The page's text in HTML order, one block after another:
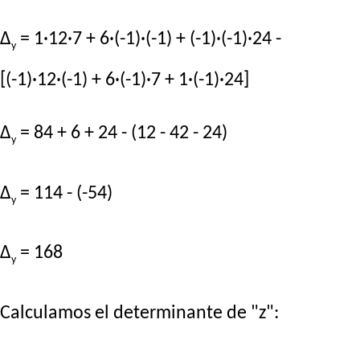
Δy = 1·12·7 + 6·(-1)·(-1) + (-1)·(-1)·24 -
[(-1)·12·(-1) + 6·(-1)·7 + 1·(-1)·24]
Δy = 84 + 6 + 24 - (12 - 42 - 24)
Δy = 114 - (-54)
Δy = 168
Calculamos el determinante de "z":